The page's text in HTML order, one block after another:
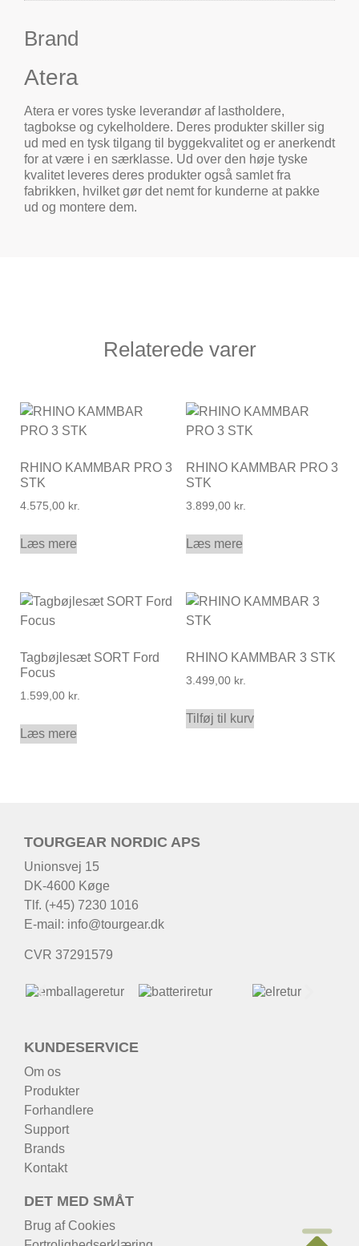
Brand
Atera
Atera er vores tyske leverandør af lastholdere,
tagbokse og cykelholdere. Deres produkter skiller sig
ud med en tysk tilgang til byggekvalitet og er anerkendt
for at være i en særklasse. Ud over den høje tyske
kvalitet leveres deres produkter også samlet fra
fabrikken, hvilket gør det nemt for kunderne at pakke
ud og montere dem.
Relaterede varer
RHINO KAMMBAR PRO 3
STK
4.575,00 kr.
Læs mere
RHINO KAMMBAR PRO 3
STK
3.899,00 kr.
Læs mere
Tagbøjlesæt SORT Ford
Focus
1.599,00 kr.
Læs mere
RHINO KAMMBAR 3 STK
3.499,00 kr.
Tilføj til kurv
TOURGEAR NORDIC APS
Unionsvej 15
DK-4600 Køge
Tlf. (+45) 7230 1016
E-mail: info@tourgear.dk
CVR 37291579
KUNDESERVICE
Om os
Produkter
Forhandlere
Support
Brands
Kontakt
DET MED SMÅT
Brug af Cookies